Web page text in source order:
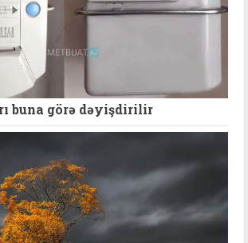
buna görə dəyişdirilir